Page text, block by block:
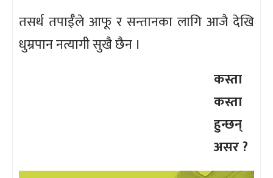
तसर्थ तपाईँले आफू र सन्तानका लागि आजै देखि
धुम्रपान नत्यागी सुखै छैन ।
कस्ता
कस्ता
हुन्छन्
असर ?